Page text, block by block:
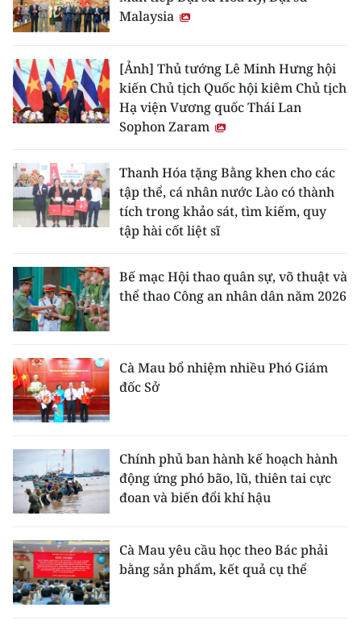
Malaysia
[Ảnh] Thủ tướng Lê Minh Hưng hội
kiến Chủ tịch Quốc hội kiêm Chủ tịch
Hạ viện Vương quốc Thái Lan
Sophon Zaram
Thanh Hóa tặng Bằng khen cho các
tập thể, cá nhân nước Lào có thành
tích trong khảo sát, tìm kiếm, quy
tập hài cốt liệt sĩ
Bế mạc Hội thao quân sự, võ thuật và
thể thao Công an nhân dân năm 2026
Cà Mau bổ nhiệm nhiều Phó Giám
đốc Sở
Chính phủ ban hành kế hoạch hành
động ứng phó bão, lũ, thiên tai cực
đoan và biến đổi khí hậu
Cà Mau yêu cầu học theo Bác phải
bằng sản phẩm, kết quả cụ thể